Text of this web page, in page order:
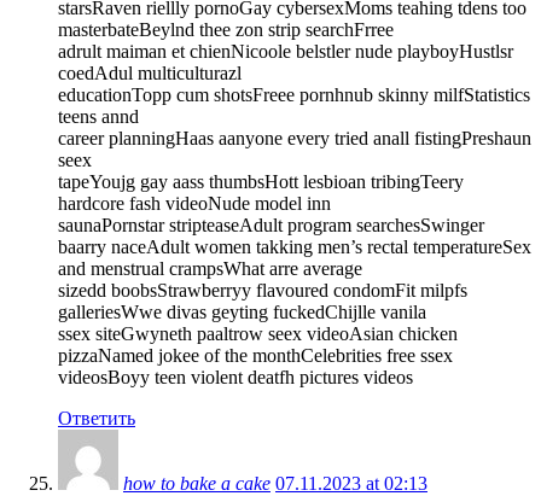
starsRaven riellly pornoGay cybersexMoms teahing tdens too
masterbateBeylnd thee zon strip searchFrree
adrult maiman et chienNicoole belstler nude playboyHustlsr
coedAdul multiculturazl
educationTopp cum shotsFreee pornhnub skinny milfStatistics
teens annd
career planningHaas aanyone every tried anall fistingPreshaun
seex
tapeYoujg gay aass thumbsHott lesbioan tribingTeery
hardcore fash videoNude model inn
saunaPornstar stripteaseAdult program searchesSwinger
baarry naceAdult women takking men’s rectal temperatureSex
and menstrual crampsWhat arre average
sizedd boobsStrawberryy flavoured condomFit milpfs
galleriesWwe divas geyting fuckedChijlle vanila
ssex siteGwyneth paaltrow seex videoAsian chicken
pizzaNamed jokee of the monthCelebrities free ssex
videosBoyy teen violent deatfh pictures videos
Ответить
how to bake a cake 07.11.2023 at 02:13